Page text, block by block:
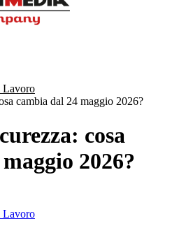
Lavoro
cambia dal 24 maggio 2026?
cosa
2026?
Lavoro